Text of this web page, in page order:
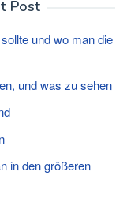
Post
und wo man die
und was zu sehen
in den größeren